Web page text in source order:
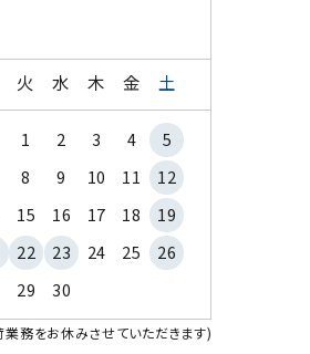
火 水 木 金 土
1 2 3 4
5
8 9 10 11
12
15 16 17 18
19
22 23 24 25
26
29 30
務をお休みさせていただきます)